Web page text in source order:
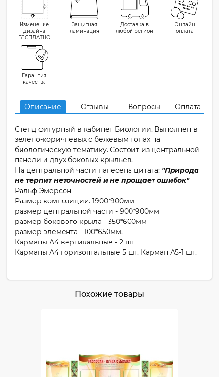
Изменение
дизайна
БЕСПЛАТНО
Защитная
ламинация
Доставка в
любой регион
Онлайн
оплата
Гарантия
качества
Описание Отзывы Вопросы Оплата
Стенд фигурный в кабинет Биологии. Выполнен в
зелено-коричневых с бежевым тонах на
биологическую тематику. Состоит из центральной
панели и двух боковых крыльев.
На центральной части нанесена цитата: "Природа
не терпит неточностей и не прощает ошибок"
Ральф Эмерсон
Размер композиции: 1900*900мм
размер центральной части - 900*900мм
размер бокового крыла - 350*600мм
размер элемента - 100*650мм.
Карманы А4 вертикальные - 2 шт.
Карманы А4 горизонтальные 5 шт. Карман А5-1 шт.
Похожие товары